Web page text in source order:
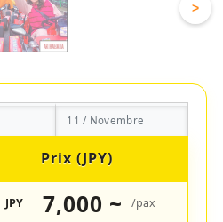
>
11 / Novembre
Prix (JPY)
JPY 7,000 ~ /pax